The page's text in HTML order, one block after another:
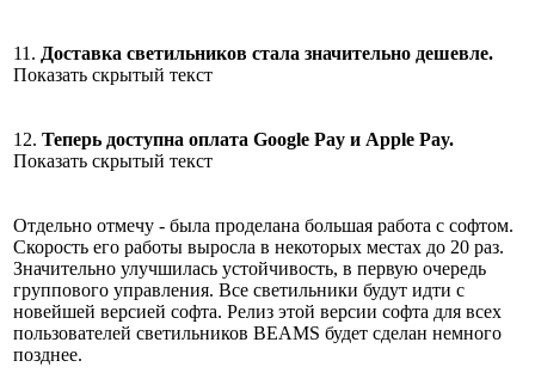
11. Доставка светильников стала значительно дешевле.
Показать скрытый текст
12. Теперь доступна оплата Google Pay и Apple Pay.
Показать скрытый текст
Отдельно отмечу - была проделана большая работа с софтом.
Скорость его работы выросла в некоторых местах до 20 раз.
Значительно улучшилась устойчивость, в первую очередь
группового управления. Все светильники будут идти с
новейшей версией софта. Релиз этой версии софта для всех
пользователей светильников BEAMS будет сделан немного
позднее.